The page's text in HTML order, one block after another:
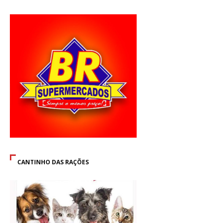
CANTINHO DAS RAÇÕES